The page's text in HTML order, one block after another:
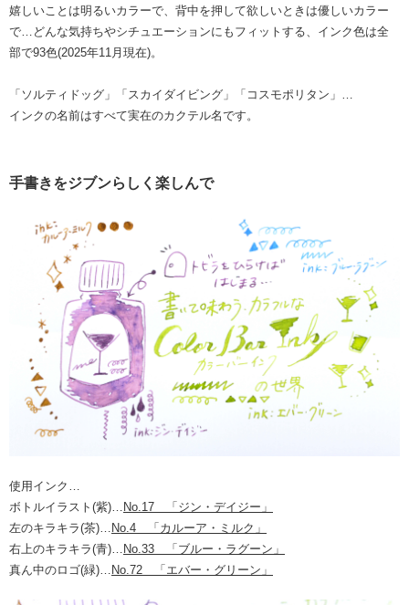
嬉しいことは明るいカラーで、背中を押して欲しいときは優しいカラー
で…どんな気持ちやシチュエーションにもフィットする、インク色は全
部で93色(2025年11月現在)。
「ソルティドッグ」「スカイダイビング」「コスモポリタン」…
インクの名前はすべて実在のカクテル名です。
手書きをジブンらしく楽しんで
使用インク…
ボトルイラスト(紫)…
No.17 「ジン・デイジー」
左のキラキラ(茶)…
No.4 「カルーア・ミルク」
右上のキラキラ(青)…
No.33 「ブルー・ラグーン」
真ん中のロゴ(緑)…
No.72 「エバー・グリーン」